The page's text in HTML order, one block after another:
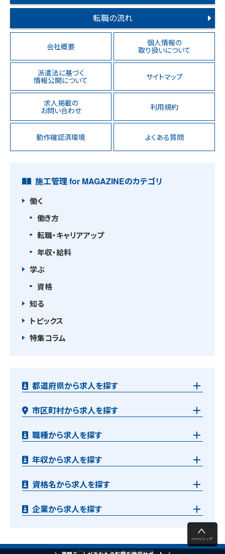
転職の流れ
会社概要 個人情報の
取り扱いについて
派遣法に基づく
情報公開について サイトマップ
求人掲載の
お問い合わせ 利用規約
動作確認済環境 よくある質問
施工管理 for MAGAZINEのカテゴリ
働く
働き方
転職・キャリアアップ
年収・給料
学ぶ
資格
知る
トピックス
特集コラム
都道府県から求人を探す
市区町村から求人を探す
職種から求人を探す
年収から求人を探す
資格名から求人を探す
企業から求人を探す
© Open Up Construction Inc. All rights reserved.